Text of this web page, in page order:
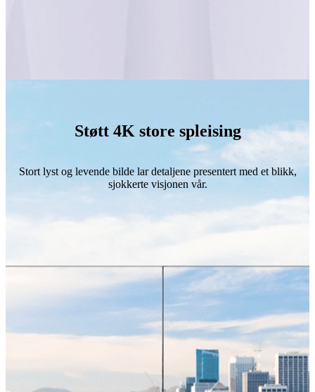
Støtt 4K store spleising
Stort lyst og levende bilde lar detaljene presentert med et blikk,
sjokkerte visjonen vår.